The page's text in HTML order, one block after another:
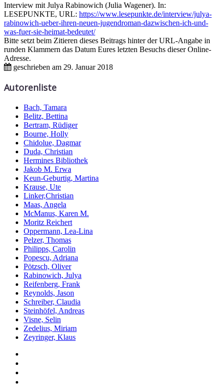
Interview mit Julya Rabinowich (Julia Wagener). In:
LESEPUNKTE, URL: https://www.lesepunkte.de/interview/julya-
rabinowich-ueber-ihren-neuen-jugendroman-dazwischen-ich-und-
was-fuer-sie-heimat-bedeutet/
Bitte setzt beim Zitieren dieses Beitrags hinter der URL-Angabe in
runden Klammern das Datum Eures letzten Besuchs dieser Online-
Adresse.
geschrieben am 29. Januar 2018
Autorenliste
Bach, Tamara
Belitz, Bettina
Bertram, Rüdiger
Bourne, Holly
Chidolue, Dagmar
Duda, Christian
Hermines Bibliothek
Jakob M. Erwa
Keun-Geburtig, Martina
Krause, Ute
Linker,Christian
Maas, Angela
McManus, Karen M.
Moritz Reichert
Oppermann, Lea-Lina
Pelzer, Thomas
Philipps, Carolin
Popescu, Adriana
Pötzsch, Oliver
Rabinowich, Julya
Reifenberg, Frank
Reynolds, Jason
Schreiber, Claudia
Steinhöfel, Andreas
Visne, Selin
Zedelius, Miriam
Zeyringer, Klaus